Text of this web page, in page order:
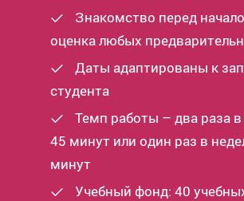
Знакомство перед
оценка любых
Даты адаптированы к
студента
Темп работы – два раза
45 минут или один раз в
минут
Учебный фонд: 40